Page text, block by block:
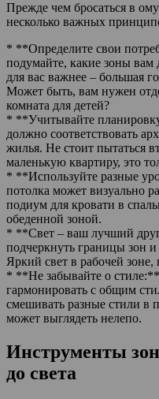
Прежде чем бросаться в
несколько важных
* **Определите свои
подумайте, какие зоны вам
для вас важнее – большая
Может быть, вам нужен
комната для детей?
* **Учитывайте
должно соответствовать
жилья. Не стоит пытаться
маленькую квартиру, это
* **Используйте разные
потолка может визуально
подиум для кровати в
обеденной зоной.
* **Свет – ваш лучший
подчеркнуть границы зон
Яркий свет в рабочей
* **Не забывайте о
гармонировать с общим
смешивать разные стили в
может выглядеть нелепо.
Инструменты
до света